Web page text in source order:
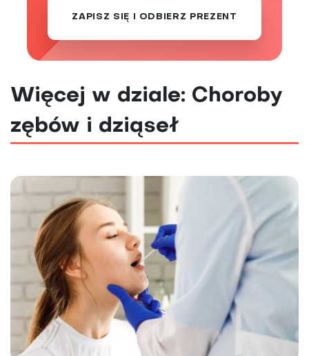
ZAPISZ SIĘ I ODBIERZ PREZENT
Więcej w dziale: Choroby
zębów i dziąseł